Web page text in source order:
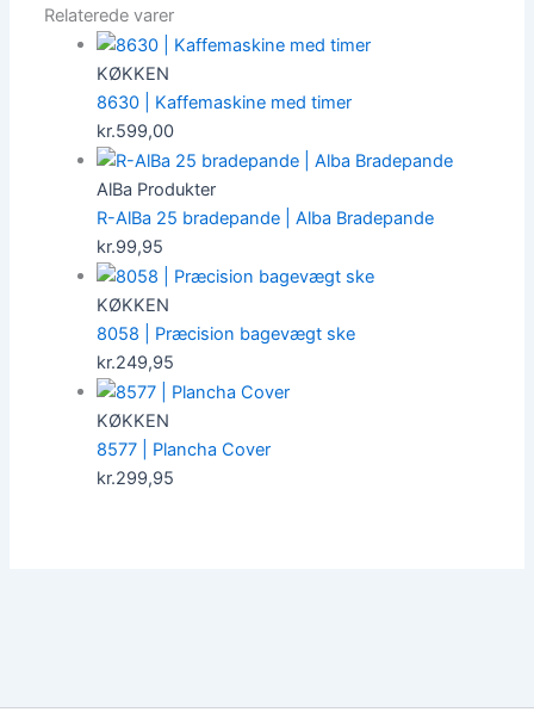
Relaterede varer
KØKKEN
8630 | Kaffemaskine med timer
kr.599,00
AlBa Produkter
R-AlBa 25 bradepande | Alba Bradepande
kr.99,95
KØKKEN
8058 | Præcision bagevægt ske
kr.249,95
KØKKEN
8577 | Plancha Cover
kr.299,95